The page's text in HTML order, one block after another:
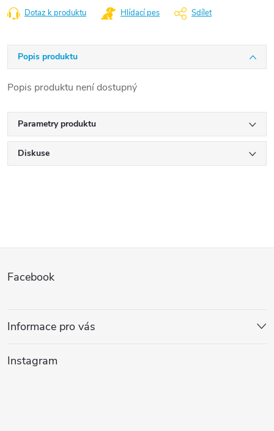
Dotaz k produktu Hlídací pes Sdílet
Popis produktu
Popis produktu není dostupný
Parametry produktu
Diskuse
p
a
Facebook
Informace pro vás
Instagram